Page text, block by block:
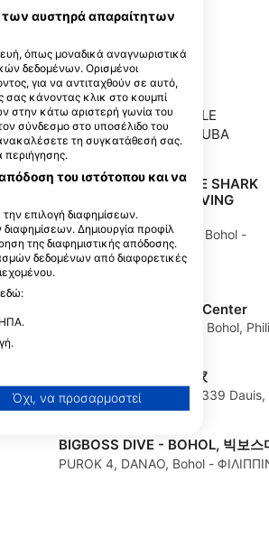
κατάδυσης
Brother’s dive center, WHALE SHARK
WATERSPORTS & SCUBA DIVING
CORP.
Central Visayas, 6340 Panglao, Bohol -
ΦΙΛΙΠΠΙΝΕΣ
GO Scuba Bohol Dive Center
Mayfair Resort, Panglao, Bohol,
FREEDIVE+, 自由潜水家
Purok-3 Cansumanay, 6339 Dauis,
BIGBOSS DIVE - BOHOL, 빅보스
PUROK 4, DANAO, Bohol -
των αυστηρά απαραίτητων
όπως μοναδικά αναγνωριστικά
δεδομένων. Ορισμένοι
για να αντιταχθούν σε αυτό,
σας κάνοντας κλικ στο κουμπί
στην κάτω αριστερή γωνία του
σύνδεσμο στο υποσέλιδο του
τη συγκατάθεσή σας.
του ιστότοπου και να
επιλογή διαφημίσεων.
Δημιουργία προφίλ
της διαφημιστικής απόδοσης.
δεδομένων από διαφορετικές
Όχι, να προσαρμοστεί